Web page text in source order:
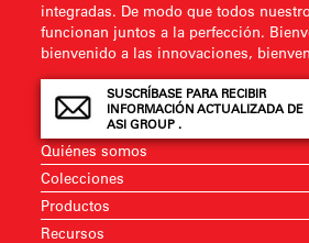
integradas. De modo que todos
funcionan juntos a la perfección.
bienvenido a las innovaciones,
SUSCRÍBASE PARA RECIBIR
INFORMACIÓN ACTUALIZADA DE
ASI GROUP .
Quiénes somos
Colecciones
Productos
Recursos